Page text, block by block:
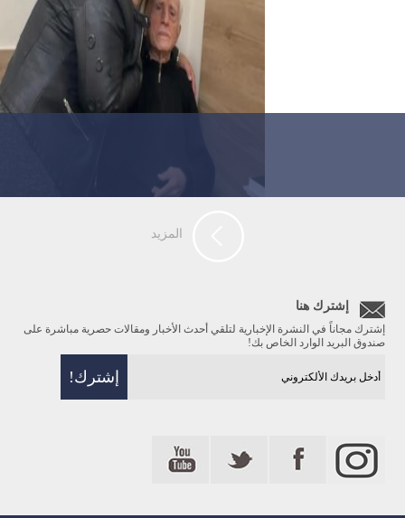
المزيد
إشترك هنا
إشترك مجاناً في النشرة الإخبارية لتلقي أحدث الأخبار ومقالات حصرية مباشرة على
صندوق البريد الوارد الخاص بك!